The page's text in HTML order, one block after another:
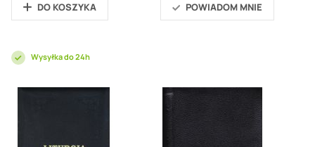
DO KOSZYKA
Wysyłka do 24h
POWIADOM MNIE